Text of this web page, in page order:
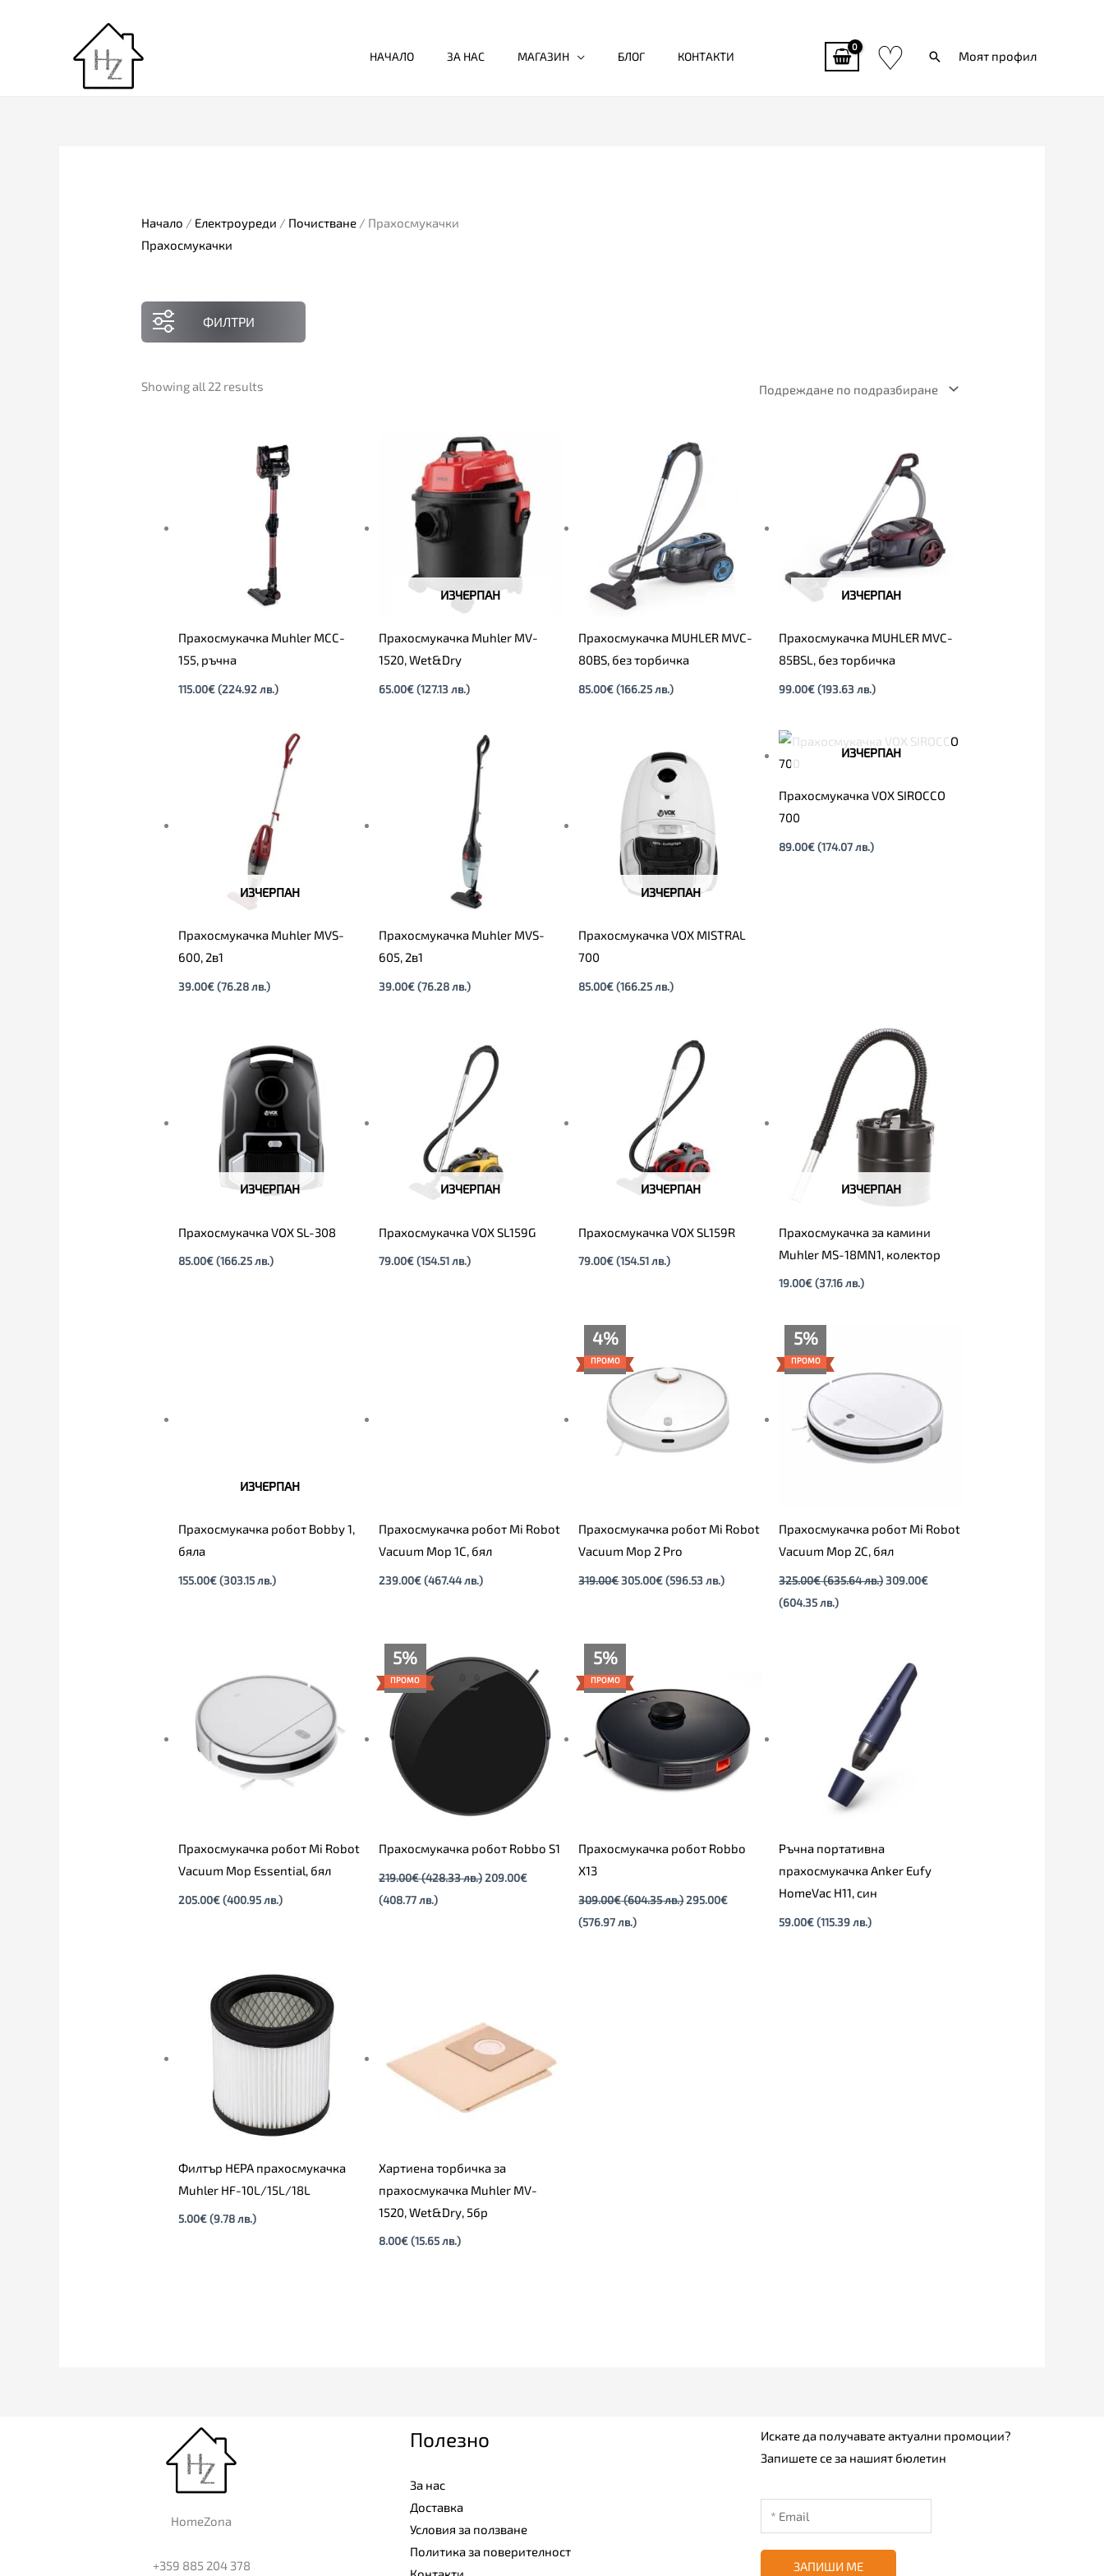
НАЧАЛО ЗА НАС МАГАЗИН БЛОГ КОНТАКТИ ♡ ТърсиМоят профил
Начало / Електроуреди / Почистване / Прахосмукачки
Прахосмукачки
ФИЛТРИ
Showing all 22 results
Прахосмукачка Muhler MCC-
155, ръчна
115.00€(224.92 лв.)
ИЗЧЕРПАН
Прахосмукачка Muhler MV-
1520, Wet&Dry
65.00€ (127.13 лв.)
Прахосмукачка MUHLER MVC-
80BS, без торбичка
85.00€ (166.25 лв.)
ИЗЧЕРПАН
Прахосмукачка MUHLER MVC-
85BSL, без торбичка
99.00€ (193.63 лв.)
ИЗЧЕРПАН
Прахосмукачка Muhler MVS-
600, 2в1
39.00€(76.28 лв.)
Прахосмукачка Muhler MVS-
605, 2в1
39.00€ (76.28 лв.)
ИЗЧЕРПАН
Прахосмукачка VOX MISTRAL
700
85.00€ (166.25 лв.)
ИЗЧЕРПАН
Прахосмукачка VOX SIROCCO
700
89.00€ (174.07 лв.)
ИЗЧЕРПАН
Прахосмукачка VOX SL-308
85.00€(166.25 лв.)
ИЗЧЕРПАН
Прахосмукачка VOX SL159G
79.00€ (154.51 лв.)
ИЗЧЕРПАН
Прахосмукачка VOX SL159R
79.00€ (154.51 лв.)
ИЗЧЕРПАН
Прахосмукачка за камини
Muhler MS-18MN1, колектор
19.00€ (37.16 лв.)
ИЗЧЕРПАН
Прахосмукачка робот Bobby 1,
бяла
155.00€(303.15 лв.)
Прахосмукачка робот Mi Robot
Vacuum Mop 1C, бял
239.00€ (467.44 лв.)
4%
ПРОМО
Прахосмукачка робот Mi Robot
Vacuum Mop 2 Pro
319.00€
was:
319.00€.
305.00€
305.00€.
(596.53 лв.)
5%
ПРОМО
Прахосмукачка робот Mi Robot
Vacuum Mop 2C, бял
325.00€(635.64 лв.)
325.00€
(635.64
309.00€
(604.35 лв.)
309.00€
Прахосмукачка робот Mi Robot
Vacuum Mop Essential, бял
205.00€(400.95 лв.)
5%
ПРОМО
Прахосмукачка робот Robbo S1
219.00€(428.33 лв.)
price
was:
209.00€
(408.77 лв.)
цена
209.00€
(408.77
лв.).
5%
ПРОМО
Прахосмукачка робот Robbo
X13
309.00€(604.35 лв.)
309.00€
(604.35
лв.).
295.00€
(576.97 лв.)
295.00€
(576.97
лв.).
Ръчна портативна
прахосмукачка Anker Еufy
HomeVac H11, син
59.00€ (115.39 лв.)
Филтър HEPA прахосмукачка
Muhler HF-10L/15L/18L
5.00€(9.78 лв.)
Хартиена торбичка за
прахосмукачка Muhler MV-
1520, Wet&Dry, 5бр
8.00€ (15.65 лв.)
HomeZona
+359 885 204 378
Полезно
За нас
Доставка
Условия за ползване
Политика за поверителност
Искате да получавате актуални промоции?
Запишете се за нашият бюлетин
ЗАПИШИ МЕ